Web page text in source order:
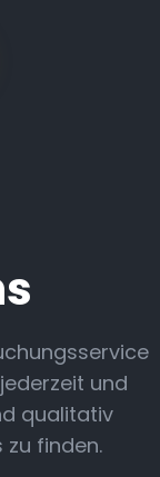
und
qualitativ
finden.